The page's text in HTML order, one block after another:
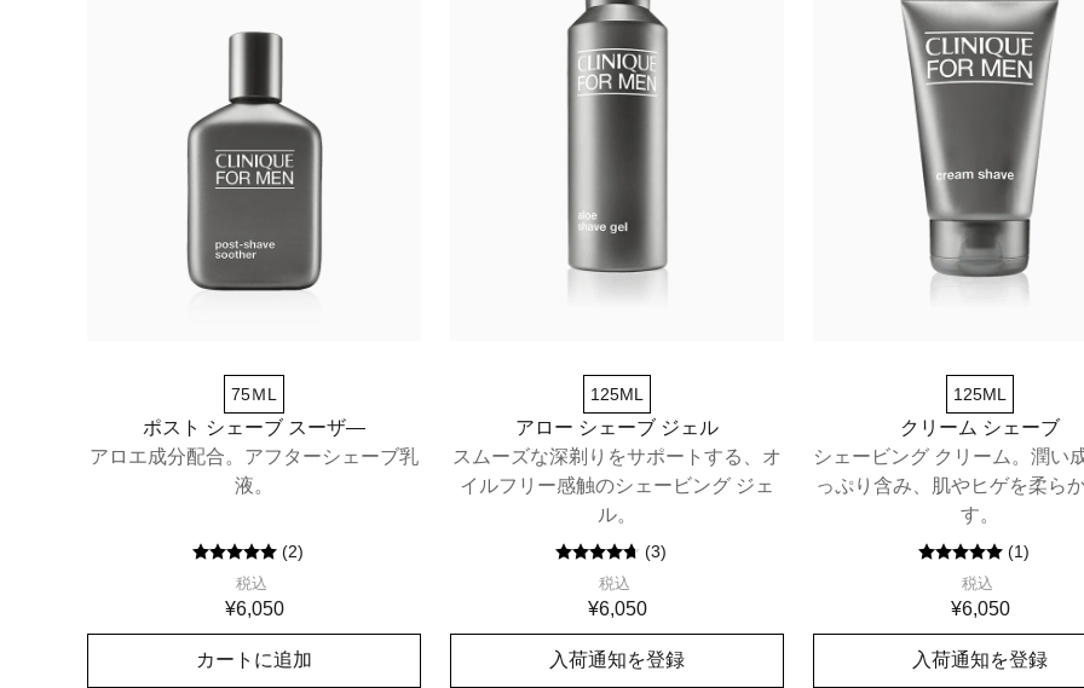
75ＭL
ポスト シェーブ スーザ―
アロエ成分配合。アフターシェーブ乳
液。
(2)
税込
¥6,050
カートに追加
125ML
アロー シェーブ ジェル
スムーズな深剃りをサポートする、オ
イルフリー感触のシェービング ジェ
ル。
(3)
税込
¥6,050
入荷通知を登録
125ML
クリーム シェーブ
シェービング クリーム。潤い
っぷり含み、肌やヒゲを柔ら
す。
(1)
税込
¥6,050
入荷通知を登録